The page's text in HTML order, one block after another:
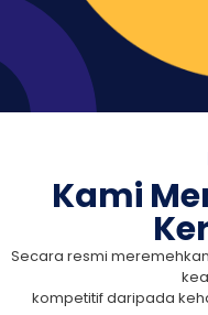
Kami
Secara resmi
kompetitif daripada